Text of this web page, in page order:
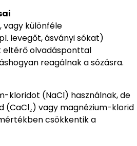
vagy különféle
levegőt, ásványi sókat)
eltérő olvadásponttal
reagálnak a sózásra.
kloridot (NaCl) használnak, de
(CaCl₂) vagy magnézium-klorid
csökkentik a